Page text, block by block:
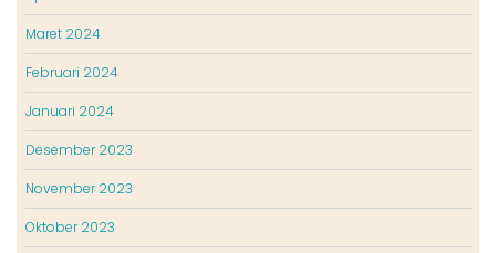
Maret 2024
Februari 2024
Januari 2024
Desember 2023
November 2023
Oktober 2023